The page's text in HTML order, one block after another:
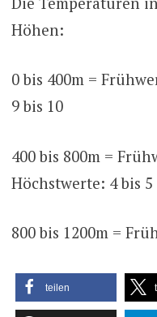
Höhen:
0 bis 400m =
9 bis 10
400 bis 800m =
Höchstwerte: 4 bis 5
800 bis 1200m =
teilen